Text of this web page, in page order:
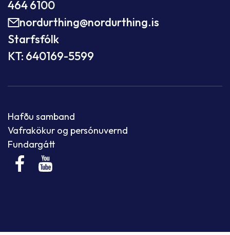
464 6100
nordurthing@nordurthing.is
Starfsfólk
KT: 640169-5599
Hafðu samband
Vafrakökur og persónuvernd
Fundargátt